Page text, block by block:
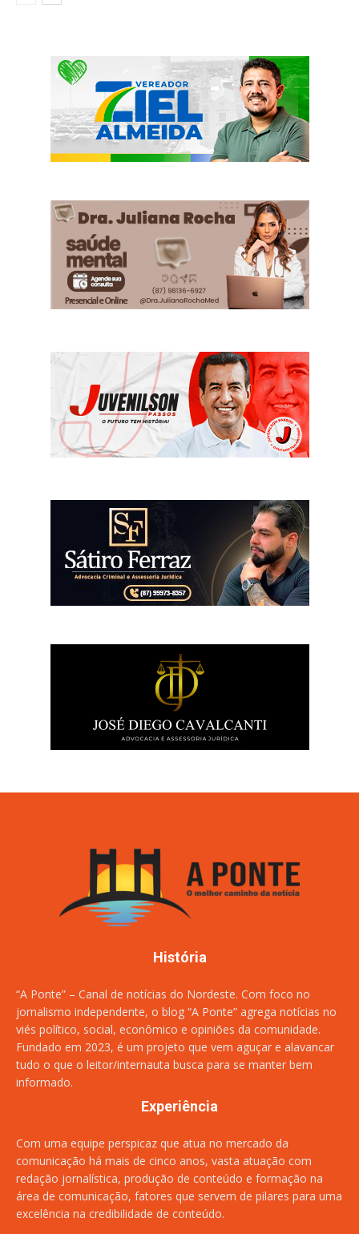
História
“A Ponte” – Canal de notícias do Nordeste. Com foco no
jornalismo independente, o blog “A Ponte” agrega notícias no
viés político, social, econômico e opiniões da comunidade.
Fundado em 2023, é um projeto que vem aguçar e alavancar
tudo o que o leitor/internauta busca para se manter bem
informado.
Experiência
Com uma equipe perspicaz que atua no mercado da
comunicação há mais de cinco anos, vasta atuação com
redação jornalística, produção de conteúdo e formação na
área de comunicação, fatores que servem de pilares para uma
excelência na credibilidade de conteúdo.